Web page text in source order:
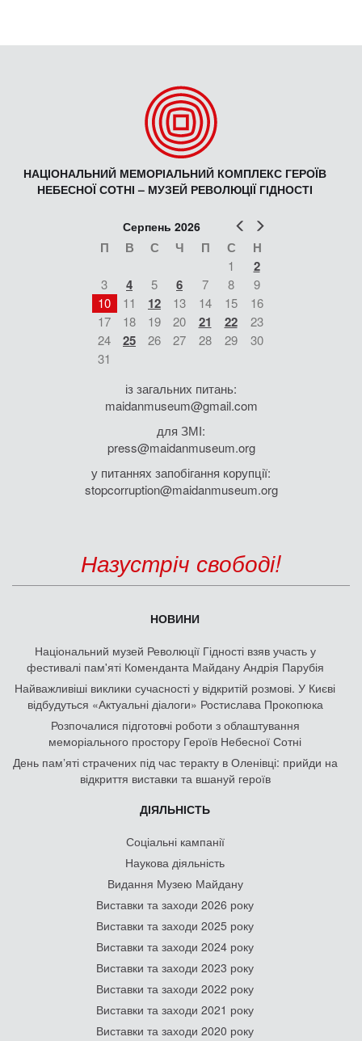
НАЦІОНАЛЬНИЙ МЕМОРІАЛЬНИЙ КОМПЛЕКС ГЕРОЇВ
НЕБЕСНОЇ СОТНІ – МУЗЕЙ РЕВОЛЮЦІЇ ГІДНОСТІ
Попер
Серпень 2026
П В С Ч П С Н
1 2
3 4 5 6 7 8
9
10
11 12 13 14 15
16
17
18 19 20 21 22
23
24
25 26 27 28 29
30
31
із загальних питань:
maidanmuseum@gmail.com
для ЗМІ:
press@maidanmuseum.org
у питаннях запобігання корупції:
stopcorruption@maidanmuseum.org
Назустріч свободі!
НОВИНИ
Національний музей Революції Гідності взяв участь у
фестивалі пам'яті Коменданта Майдану Андрія Парубія
Найважливіші виклики сучасності у відкритій розмові. У Києві
відбудуться «Актуальні діалоги» Ростислава Прокопюка
Розпочалися підготовчі роботи з облаштування
меморіального простору Героїв Небесної Сотні
День памʼяті страчених під час теракту в Оленівці: прийди на
відкриття виставки та вшануй героїв
ДІЯЛЬНІСТЬ
Соціальні кампанії
Наукова діяльність
Видання Музею Майдану
Виставки та заходи 2026 року
Виставки та заходи 2025 року
Виставки та заходи 2024 року
Виставки та заходи 2023 року
Виставки та заходи 2022 року
Виставки та заходи 2021 року
Виставки та заходи 2020 року